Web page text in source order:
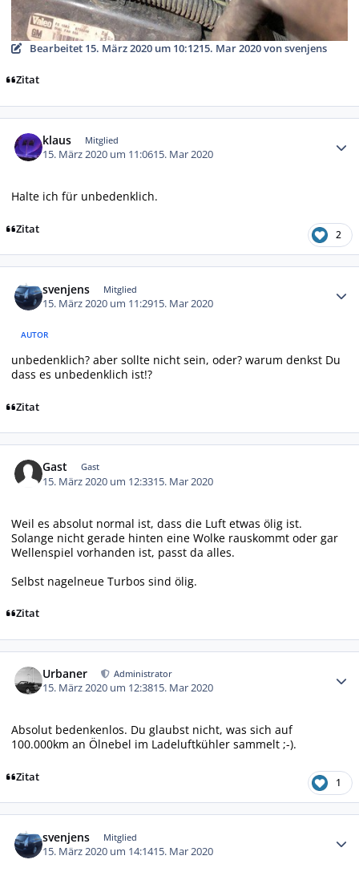
Bearbeitet 15. März 2020 um 10:1215. Mar 2020von svenjens
Zitat
klaus Mitglied
15. März 2020 um 11:0615. Mar 2020
Halte ich für unbedenklich.
Zitat 2
svenjens Mitglied
15. März 2020 um 11:2915. Mar 2020
AUTOR
unbedenklich? aber sollte nicht sein, oder? warum denkst Du
dass es unbedenklich ist!?
Zitat
Gast Gast
15. März 2020 um 12:3315. Mar 2020
Weil es absolut normal ist, dass die Luft etwas ölig ist.
Solange nicht gerade hinten eine Wolke rauskommt oder gar
Wellenspiel vorhanden ist, passt da alles.
Selbst nagelneue Turbos sind ölig.
Zitat
Urbaner Administrator
15. März 2020 um 12:3815. Mar 2020
Absolut bedenkenlos. Du glaubst nicht, was sich auf
100.000km an Ölnebel im Ladeluftkühler sammelt ;-).
Zitat 1
svenjens Mitglied
15. März 2020 um 14:1415. Mar 2020